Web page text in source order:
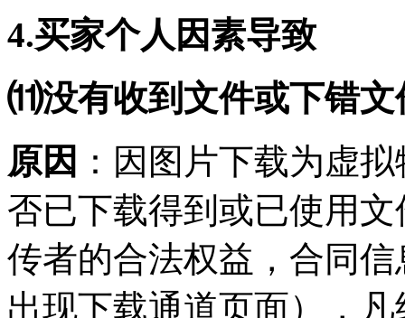
4.买家个人因素导致
⑾没有收到文件或下错文
原因 ：因图片下载为虚
否已下载得到或已使用
传者的合法权益，合同
出现下载通道页面），